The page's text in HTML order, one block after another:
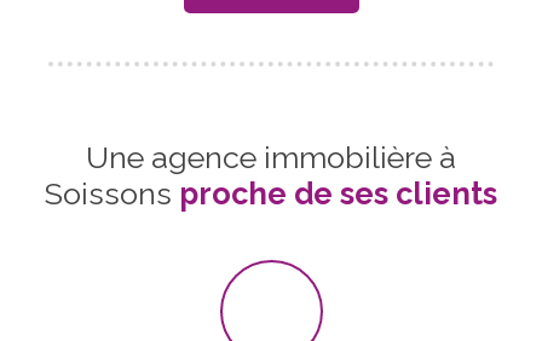
Une agence immobilière à
Soissons proche de ses clients